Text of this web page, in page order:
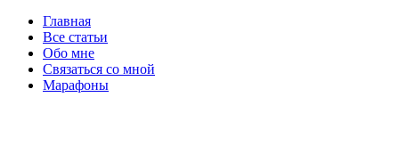
Главная
Все статьи
Обо мне
Связаться со мной
Марафоны